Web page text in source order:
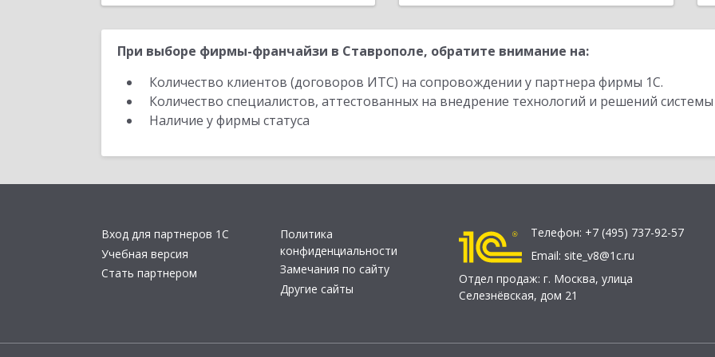
При выборе фирмы-франчайзи в Ставрополе, обратите внимание на:
Количество клиентов (договоров ИТС) на сопровождении у партнера фирмы 1С.
Количество специалистов, аттестованных на внедрение технологий и решений
Наличие у фирмы статуса
Вход для партнеров 1С
Учебная версия
Стать партнером
Политика
конфиденциальности
Замечания по сайту
Другие сайты
Телефон: +7 (495) 737-92-57
Email: site_v8@1c.ru
Отдел продаж: г. Москва, улица
Селезнёвская, дом 21